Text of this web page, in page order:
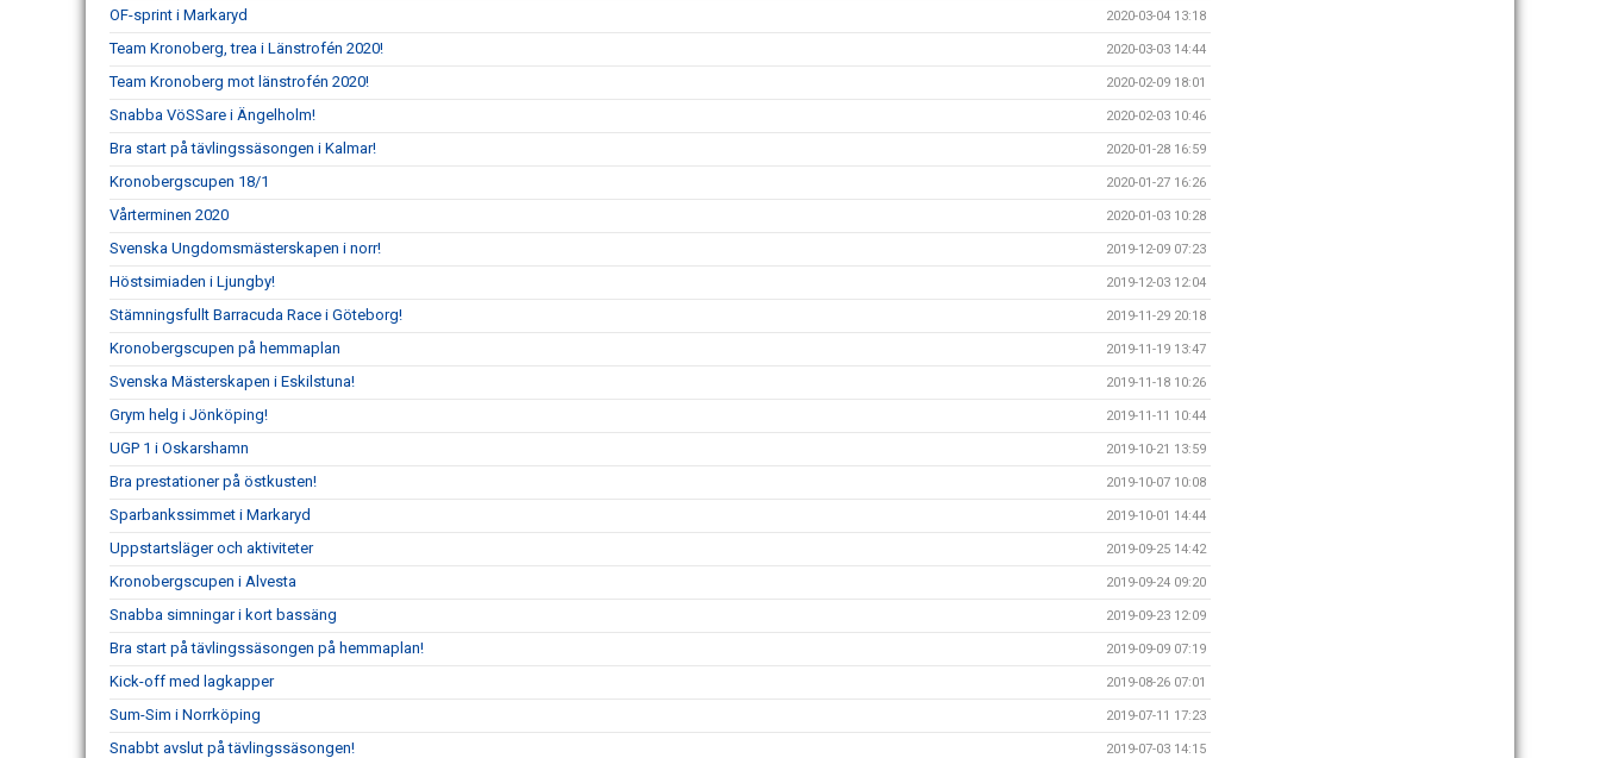
OF-sprint i Markaryd 2020-03-04 13:18
Team Kronoberg, trea i Länstrofén 2020! 2020-03-03 14:44
Team Kronoberg mot länstrofén 2020! 2020-02-09 18:01
Snabba VöSSare i Ängelholm! 2020-02-03 10:46
Bra start på tävlingssäsongen i Kalmar! 2020-01-28 16:59
Kronobergscupen 18/1 2020-01-27 16:26
Vårterminen 2020 2020-01-03 10:28
Svenska Ungdomsmästerskapen i norr! 2019-12-09 07:23
Höstsimiaden i Ljungby! 2019-12-03 12:04
Stämningsfullt Barracuda Race i Göteborg! 2019-11-29 20:18
Kronobergscupen på hemmaplan 2019-11-19 13:47
Svenska Mästerskapen i Eskilstuna! 2019-11-18 10:26
Grym helg i Jönköping! 2019-11-11 10:44
UGP 1 i Oskarshamn 2019-10-21 13:59
Bra prestationer på östkusten! 2019-10-07 10:08
Sparbankssimmet i Markaryd 2019-10-01 14:44
Uppstartsläger och aktiviteter 2019-09-25 14:42
Kronobergscupen i Alvesta 2019-09-24 09:20
Snabba simningar i kort bassäng 2019-09-23 12:09
Bra start på tävlingssäsongen på hemmaplan! 2019-09-09 07:19
Kick-off med lagkapper 2019-08-26 07:01
Sum-Sim i Norrköping 2019-07-11 17:23
Snabbt avslut på tävlingssäsongen! 2019-07-03 14:15